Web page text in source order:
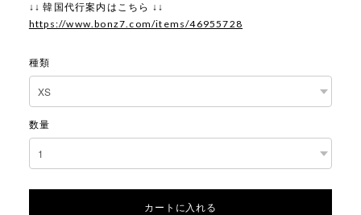
↓↓ 韓国代行案内はこちら ↓↓
https://www.bonz7.com/items/46955728
種類
数量
カートに入れる